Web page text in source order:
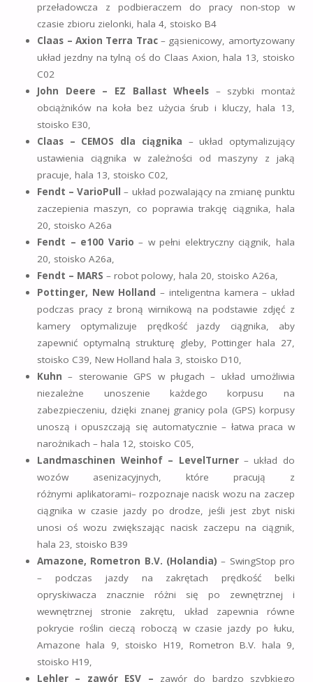
przeładowcza z podbieraczem do pracy non-stop w
czasie zbioru zielonki, hala 4, stoisko B4
Claas – Axion Terra Trac– gąsienicowy, amortyzowany
układ jezdny na tylną oś do Claas Axion, hala 13, stoisko
C02
John Deere – EZ Ballast Wheels – szybki montaż
obciążników na koła bez użycia śrub i kluczy, hala 13,
stoisko E30,
Claas – CEMOS dla ciągnika – układ optymalizujący
ustawienia ciągnika w zależności od maszyny z jaką
pracuje, hala 13, stoisko C02,
Fendt – VarioPull
– układ pozwalający na zmianę punktu
zaczepienia maszyn, co poprawia trakcję ciągnika, hala
20, stoisko A26a
Fendt – e100 Vario – w pełni elektryczny ciągnik, hala
20, stoisko A26a,
Fendt – MARS – robot polowy, hala 20, stoisko A26a,
Pottinger, New Holland – inteligentna kamera – układ
podczas pracy z broną wirnikową na podstawie zdjęć z
kamery optymalizuje prędkość jazdy ciągnika, aby
zapewnić optymalną strukturę gleby, Pottinger hala 27,
stoisko C39, New Holland hala 3, stoisko D10,
Kuhn – sterowanie GPS w pługach – układ umożliwia
niezależne unoszenie każdego korpusu na
zabezpieczeniu, dzięki znanej granicy pola (GPS) korpusy
unoszą i opuszczają się automatycznie – łatwa praca w
narożnikach – hala 12, stoisko C05,
Landmaschinen Weinhof – LevelTurner– układ do
wozów asenizacyjnych, które pracują z
różnymi aplikatorami– rozpoznaje nacisk wozu na zaczep
ciągnika w czasie jazdy po drodze, jeśli jest zbyt niski
unosi oś wozu zwiększając nacisk zaczepu na ciągnik,
hala 23, stoisko B39
Amazone, Rometron B.V. (Holandia) – SwingStop pro
– podczas jazdy na zakrętach prędkość belki
opryskiwacza znacznie różni się po zewnętrznej i
wewnętrznej stronie zakrętu, układ zapewnia równe
pokrycie roślin cieczą roboczą w czasie jazdy po łuku,
Amazone hala 9, stoisko H19, Rometron B.V. hala 9,
stoisko H19,
Lehler – zawór ESV – zawór do bardzo szybkiego